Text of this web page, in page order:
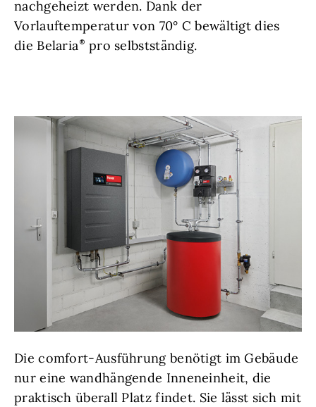
nachgeheizt werden. Dank der
Vorlauftemperatur von 70° C bewältigt dies
die Belaria
pro selbstständig.
Die comfort-Ausführung benötigt im Gebäude
nur eine wandhängende Inneneinheit, die
praktisch überall Platz findet. Sie lässt sich mit